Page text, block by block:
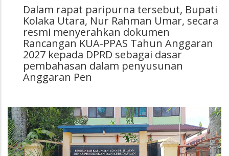
Dalam rapat paripurna tersebut, Bupati
Kolaka Utara, Nur Rahman Umar, secara
resmi menyerahkan dokumen
Rancangan KUA-PPAS Tahun Anggaran
2027 kepada DPRD sebagai dasar
pembahasan dalam penyusunan
Anggaran Pen